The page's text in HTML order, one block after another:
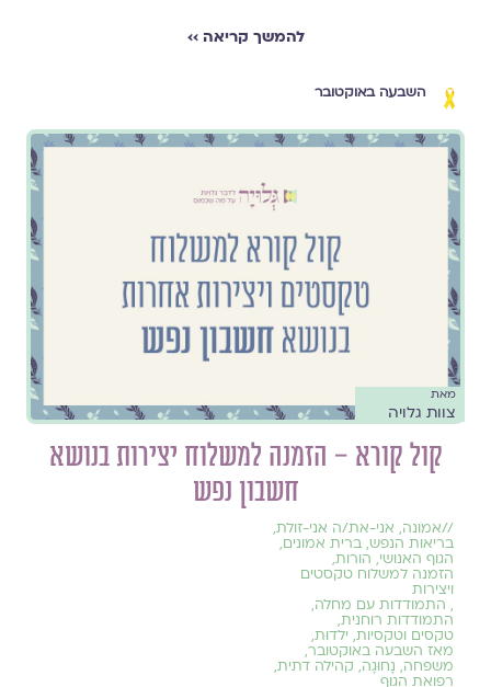
להמשך קריאה ››
השבעה באוקטובר
מאת
צוות גלויה
קול קורא – הזמנה למשלוח יצירות בנושא
חשבון נפש
//אמונה, אני-את/ה אני-זולת,
בריאות הנפש, ברית אמונים,
הגוף האנושי, הורות,
הזמנה למשלוח טקסטים
ויצירות
, התמודדות עם מחלה,
התמודדות רוחנית,
טקסים וטקסיות, ילדוּת,
מאז השבעה באוקטובר,
משפחה, נָחוּגָה, קהילה דתית,
רפואת הגוף